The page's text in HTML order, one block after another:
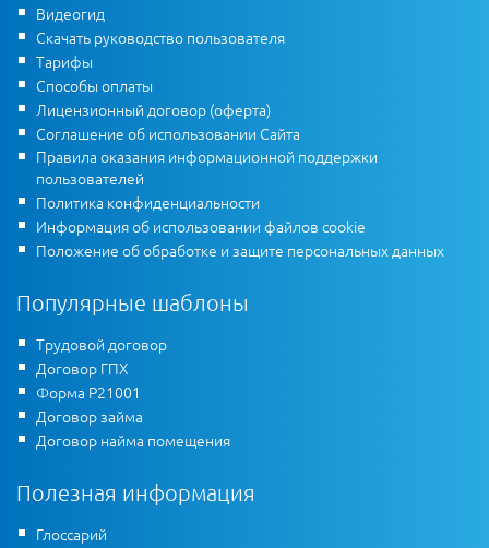
Видеогид
Скачать руководство пользователя
Тарифы
Способы оплаты
Лицензионный договор (оферта)
Соглашение об использовании Сайта
Правила оказания информационной поддержки
пользователей
Политика конфиденциальности
Информация об использовании файлов cookie
Положение об обработке и защите персональных данных
Популярные шаблоны
Трудовой договор
Договор ГПХ
Форма Р21001
Договор займа
Договор найма помещения
Полезная информация
Глоссарий